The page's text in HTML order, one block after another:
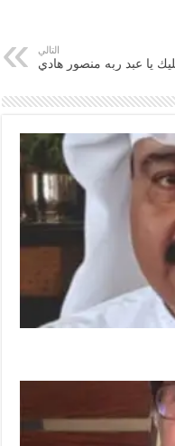
التالي
يا عبد ربه منصور هادي